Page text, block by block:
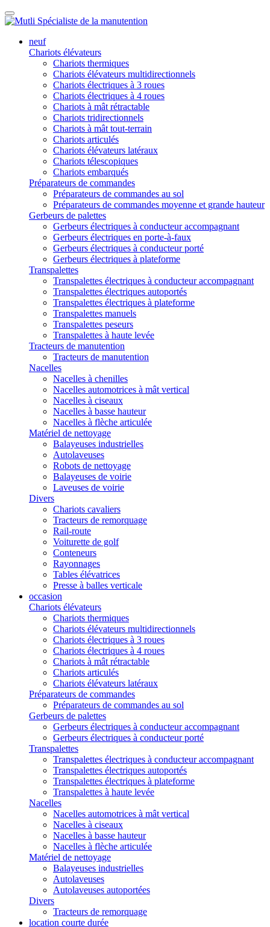
neuf
Chariots élévateurs
Chariots thermiques
Chariots élévateurs multidirectionnels
Chariots électriques à 3 roues
Chariots électriques à 4 roues
Chariots à mât rétractable
Chariots tridirectionnels
Chariots à mât tout-terrain
Chariots articulés
Chariots élévateurs latéraux
Chariots télescopiques
Chariots embarqués
Préparateurs de commandes
Préparateurs de commandes au sol
Préparateurs de commandes moyenne et grande hauteur
Gerbeurs de palettes
Gerbeurs électriques à conducteur accompagnant
Gerbeurs électriques en porte-à-faux
Gerbeurs électriques à conducteur porté
Gerbeurs électriques à plateforme
Transpalettes
Transpalettes électriques à conducteur accompagnant
Transpalettes électriques autoportés
Transpalettes électriques à plateforme
Transpalettes manuels
Transpalettes peseurs
Transpalettes à haute levée
Tracteurs de manutention
Tracteurs de manutention
Nacelles
Nacelles à chenilles
Nacelles automotrices à mât vertical
Nacelles à ciseaux
Nacelles à basse hauteur
Nacelles à flèche articulée
Matériel de nettoyage
Balayeuses industrielles
Autolaveuses
Robots de nettoyage
Balayeuses de voirie
Laveuses de voirie
Divers
Chariots cavaliers
Tracteurs de remorquage
Rail-route
Voiturette de golf
Conteneurs
Rayonnages
Tables élévatrices
Presse à balles verticale
occasion
Chariots élévateurs
Chariots thermiques
Chariots élévateurs multidirectionnels
Chariots électriques à 3 roues
Chariots électriques à 4 roues
Chariots à mât rétractable
Chariots articulés
Chariots élévateurs latéraux
Préparateurs de commandes
Préparateurs de commandes au sol
Gerbeurs de palettes
Gerbeurs électriques à conducteur accompagnant
Gerbeurs électriques à conducteur porté
Transpalettes
Transpalettes électriques à conducteur accompagnant
Transpalettes électriques autoportés
Transpalettes électriques à plateforme
Transpalettes à haute levée
Nacelles
Nacelles automotrices à mât vertical
Nacelles à ciseaux
Nacelles à basse hauteur
Nacelles à flèche articulée
Matériel de nettoyage
Balayeuses industrielles
Autolaveuses
Autolaveuses autoportées
Divers
Tracteurs de remorquage
location courte durée